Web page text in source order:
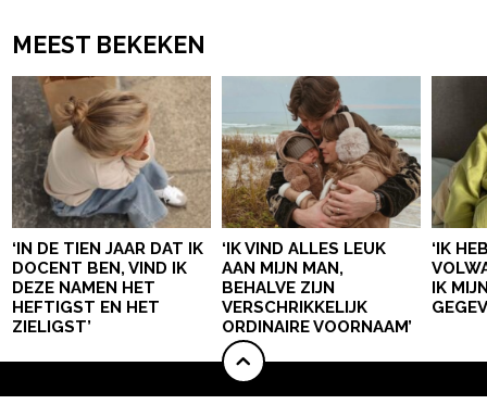
MEEST BEKEKEN
‘IN DE TIEN JAAR DAT IK
DOCENT BEN, VIND IK
DEZE NAMEN HET
HEFTIGST EN HET
ZIELIGST’
‘IK VIND ALLES LEUK
AAN MIJN MAN,
BEHALVE ZIJN
VERSCHRIKKELIJK
ORDINAIRE VOORNAAM’
‘IK
IK